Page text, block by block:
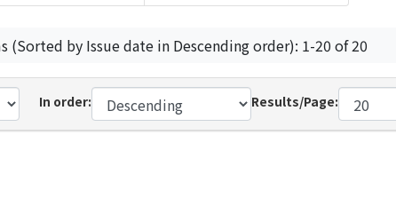
(Sorted by Issue date in Descending order): 1-20 of 20
In order: Results/Page: